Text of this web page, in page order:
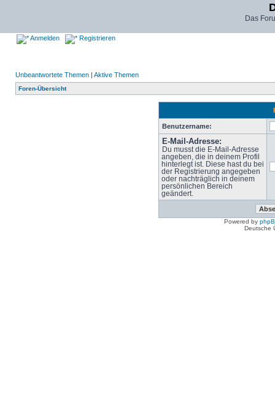
Das
Anmelden Registrieren
Unbeantwortete Themen | Aktive Themen
Foren-Übersicht
Benutzername:
E-Mail-Adresse:
Du musst die E-Mail-Adresse
angeben, die in deinem Profil
hinterlegt ist. Diese hast du bei
der Registrierung angegeben
oder nachträglich in deinem
persönlichen Bereich
geändert.
Powered by
Deutsche